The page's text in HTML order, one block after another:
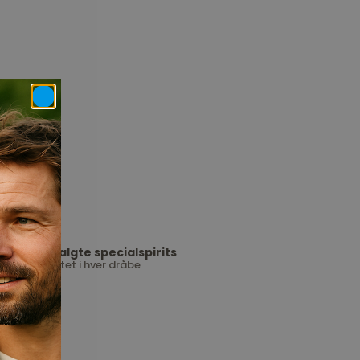
Udvalgte specialspirits
Kvalitet i hver dråbe